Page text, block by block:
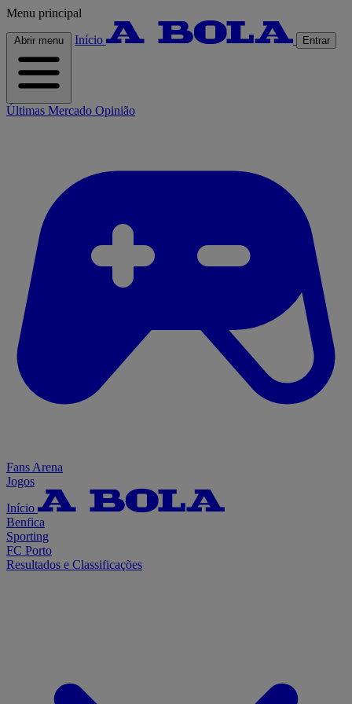
Menu principal
Abrir menu Início Entrar
Últimas Mercado Opinião
Fans Arena
Jogos
Início
Benfica
Sporting
FC Porto
Resultados e Classificações